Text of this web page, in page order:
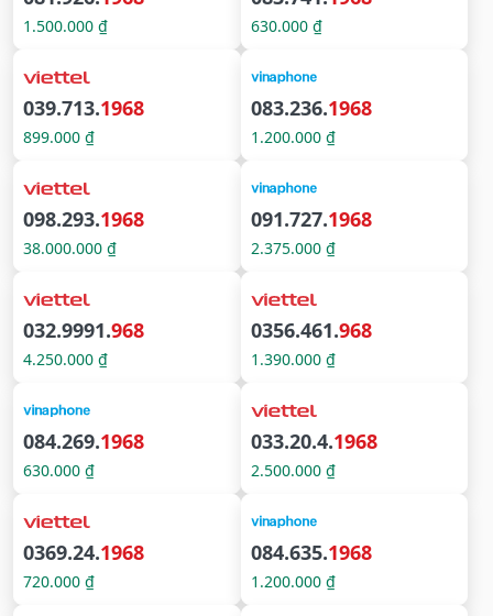
1.500.000 ₫ 630.000 ₫
039.713.1968
899.000 ₫
083.236.1968
1.200.000 ₫
098.293.1968
38.000.000 ₫
091.727.1968
2.375.000 ₫
032.9991.968
4.250.000 ₫
0356.461.968
1.390.000 ₫
084.269.1968
630.000 ₫
033.20.4.1968
2.500.000 ₫
0369.24.1968
720.000 ₫
084.635.1968
1.200.000 ₫